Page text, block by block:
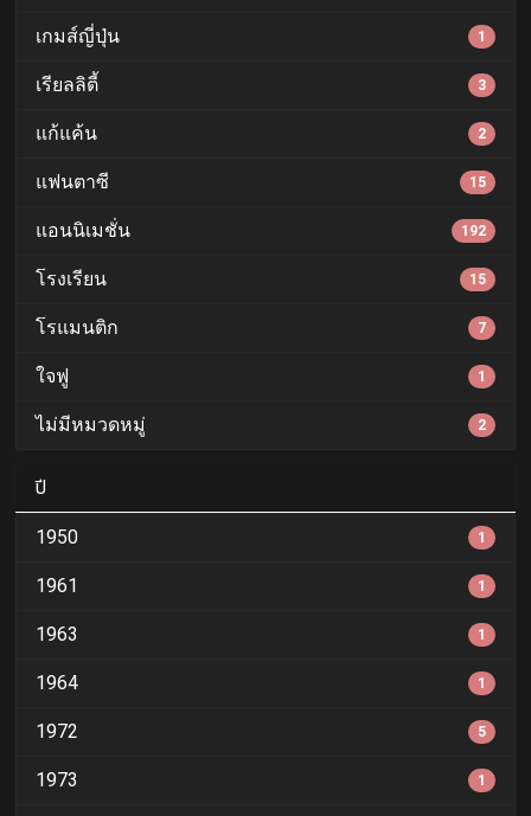
เกมส์ญี่ปุ่น 1
เรียลลิตี้ 3
แก้แค้น 2
แฟนตาซี 15
แอนนิเมชั่น 192
โรงเรียน 15
โรแมนติก 7
ใจฟู 1
ไม่มีหมวดหมู่ 2
ปี
1950 1
1961 1
1963 1
1964 1
1972 5
1973 1